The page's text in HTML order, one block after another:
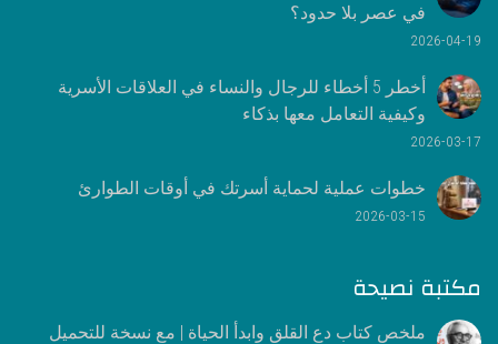
في عصر بلا حدود؟
2026-04-19
أخطر 5 أخطاء للرجال والنساء في العلاقات الأسرية
وكيفية التعامل معها بذكاء
2026-03-17
خطوات عملية لحماية أسرتك في أوقات الطوارئ
2026-03-15
مكتبة نصيحة
ملخص كتاب دع القلق وابدأ الحياة | مع نسخة للتحميل